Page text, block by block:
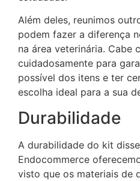
Além deles, reunimos
podem fazer a diferença
na área veterinária. Cabe
cuidadosamente para
possível dos itens e ter
escolha ideal para a sua
Durabilidade
A durabilidade do kit
Endocommerce
visto que os materiais de